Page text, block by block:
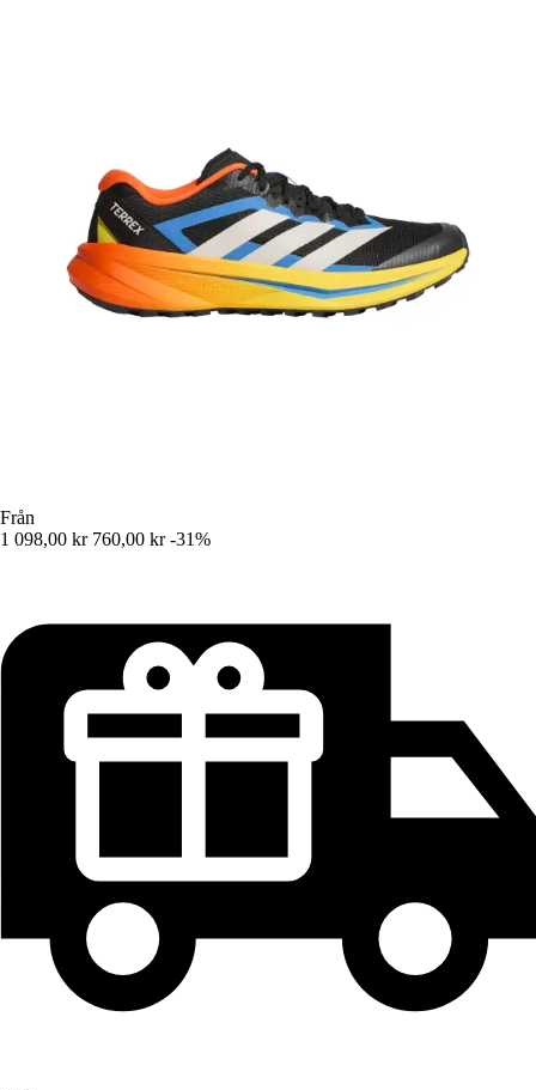
Från
1 098,00 kr 760,00 kr -31%